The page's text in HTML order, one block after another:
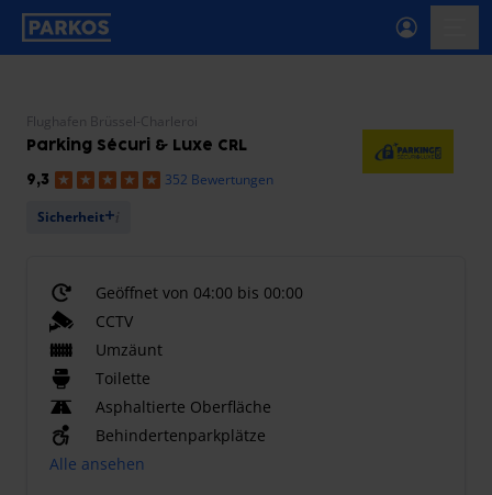
beschriftung-für-primäre-navigation
Flughafen Brüssel-Charleroi
Parking Sécuri & Luxe CRL
9,3
352 Bewertungen
Sicherheit
Geöffnet von 04:00 bis 00:00
CCTV
Umzäunt
Toilette
Asphaltierte Oberfläche
Behindertenparkplätze
Alle ansehen